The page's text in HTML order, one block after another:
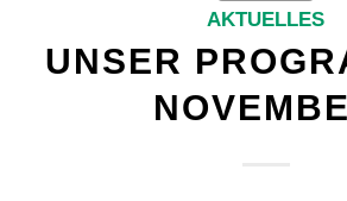
AKTUELLES
UNSER